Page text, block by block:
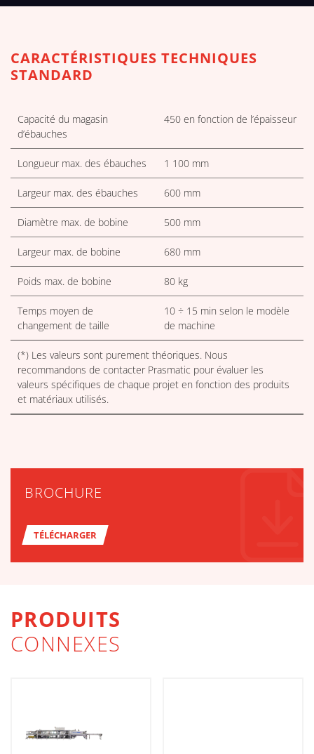
CARACTÉRISTIQUES TECHNIQUES
STANDARD
Capacité du magasin
d’ébauches
450 en fonction de l’épaisseur
Longueur max. des ébauches 1 100 mm
Largeur max. des ébauches 600 mm
Diamètre max. de bobine 500 mm
Largeur max. de bobine 680 mm
Poids max. de bobine 80 kg
Temps moyen de
changement de taille
10 ÷ 15 min selon le modèle
de machine
(*) Les valeurs sont purement théoriques. Nous
recommandons de contacter Prasmatic pour évaluer les
valeurs spécifiques de chaque projet en fonction des produits
et matériaux utilisés.
BROCHURE
TÉLÉCHARGER
PRODUITS
CONNEXES